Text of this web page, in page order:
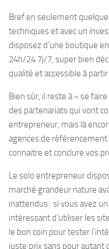
Bref en seulement
techniques et avec un
disposez d’une boutique
24h/24 7j/7, super bien
qualité et accessible à
Bien sûr, il reste à « se
des partenariats qui vont
entrepreneur, mais là
agences de référencement
connaitre et conclure vos
Le solo entrepreneur
marché grandeur nature
inattendus : si vous avez
intéressant d’utiliser les
le bon coin pour tester
juste prix sans pour autant